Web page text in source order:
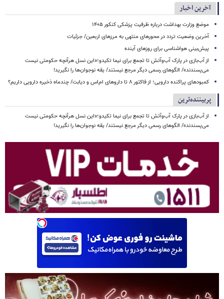
آخرین اخبار
موضع وزارت بهداشت درباره ظرفیت پزشکی کنکور ۱۴۰۵
آخرین وضعیت تردد در محورهای منتهی به مرزهای اربعین/ جزئیات
پیش‌بینی هواشناسی برای روزهای آینده
از آب‌بازی در پارک آب‌وآتش تا تجمع برای نیما تکیدو؛«این نسل هرآنچه حکومتی نیست
می‌پسندند»/ الگوهای رسمی دیگر مرجع نیستند/ یقه نوجوان‌ها را نگیرید!
کمبودهای پراکنده دارویی؛ از فاکتور ۸ تا داروهای ام‌اس و دیابت/ چندماه ذخیره دارویی داریم؟
پربیننده‌ترین
از آب‌بازی در پارک آب‌وآتش تا تجمع برای نیما تکیدو؛«این نسل هرآنچه حکومتی نیست
می‌پسندند»/ الگوهای رسمی دیگر مرجع نیستند/ یقه نوجوان‌ها را نگیرید!